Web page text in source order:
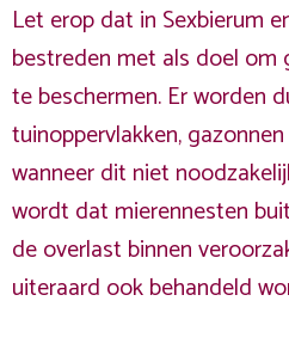
Let erop dat in Sexbierum
bestreden met als doel om
te beschermen. Er worden
tuinoppervlakken,
wanneer dit niet
wordt dat mierennesten
de overlast binnen
uiteraard ook behandeld